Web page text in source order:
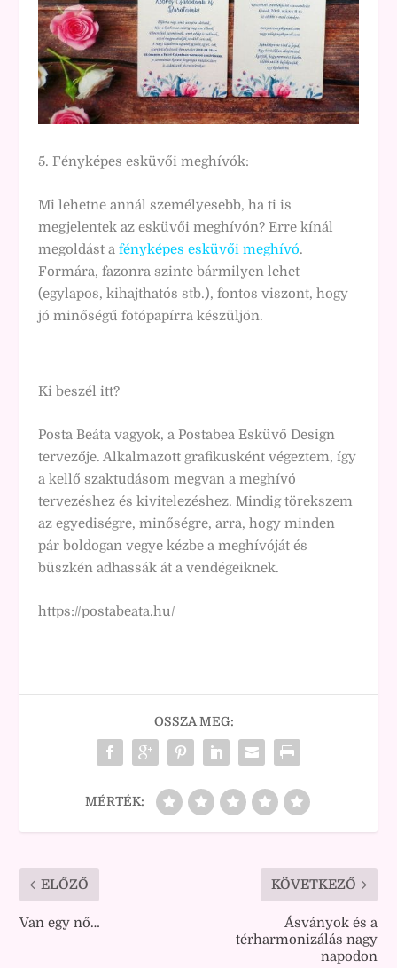
5. Fényképes esküvői meghívók:
Mi lehetne annál személyesebb, ha ti is
megjelentek az esküvői meghívón? Erre kínál
megoldást a fényképes esküvői meghívó.
Formára, fazonra szinte bármilyen lehet
(egylapos, kihajthatós stb.), fontos viszont, hogy
jó minőségű fotópapírra készüljön.
Ki beszél itt?
Posta Beáta vagyok, a Postabea Esküvő Design
tervezője. Alkalmazott grafikusként végeztem, így
a kellő szaktudásom megvan a meghívó
tervezéshez és kivitelezéshez. Mindig törekszem
az egyediségre, minőségre, arra, hogy minden
pár boldogan vegye kézbe a meghívóját és
büszkén adhassák át a vendégeiknek.
https://postabeata.hu/
OSSZA MEG:
MÉRTÉK:
ELŐZŐ
Van egy nő…
KÖVETKEZŐ
Ásványok és a
térharmonizálás nagy
napodon